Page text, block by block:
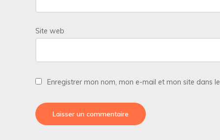
Site web
Enregistrer mon nom, mon e-mail et mon site dans